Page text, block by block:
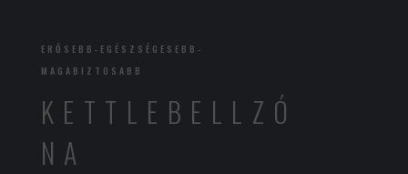
ERŐSEBB-EGÉSZSÉGESEBB-
MAGABIZTOSABB
KETTLEBELLZÓ
NA